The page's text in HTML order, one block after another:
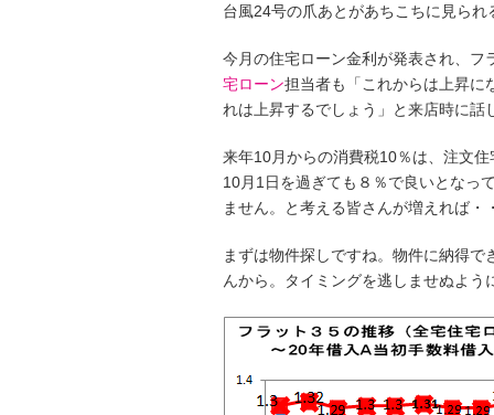
台風24号の爪あとがあちこちに見られ
今月の住宅ローン金利が発表され、
宅ローン担当者も「これからは上昇に
れは上昇するでしょう」と来店時に話
来年10月からの消費税10％は、注文
10月1日を過ぎても８％で良いとなっ
ません。と考える皆さんが増えれば・
まずは物件探しですね。物件に納得
んから。タイミングを逃しませぬよう